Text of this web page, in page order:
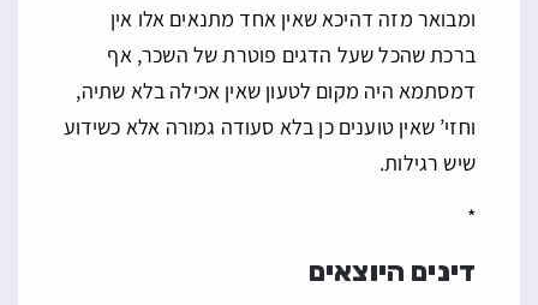
ומבואר מזה דהיכא שאין אחד מתנאים אלו אין
ברכת שהכל שעל הדגים פוטרת של השכר, אף
דמסתמא היה מקום לטעון שאין אכילה בלא שתיה,
וחזי’ שאין טוענים כן בלא סעודה גמורה אלא כשידוע
שיש רגילות.
*
דינים היוצאים